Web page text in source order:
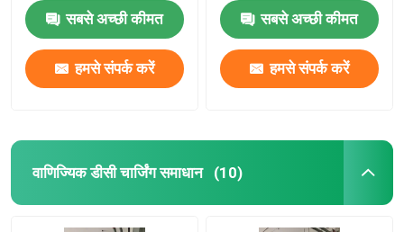
सबसे अच्छी कीमत
हमसे संपर्क करें
सबसे अच्छी कीमत
हमसे संपर्क करें
वाणिज्यिक डीसी चार्जिंग समाधान (10)